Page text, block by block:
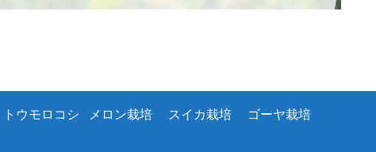
トウモロコシ メロン栽培 スイカ栽培 ゴーヤ栽培